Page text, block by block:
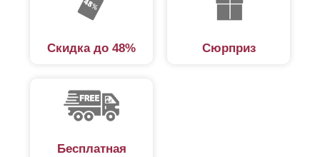
Скидка до 48% Сюрприз
Бесплатная